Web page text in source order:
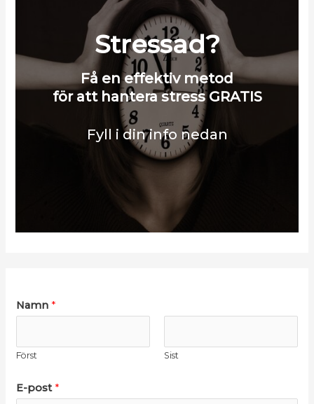
Stressad?
Få en effektiv metod
för att hantera stress GRATIS
Fyll i din info nedan
Namn *
Först Sist
N
a
E-post *